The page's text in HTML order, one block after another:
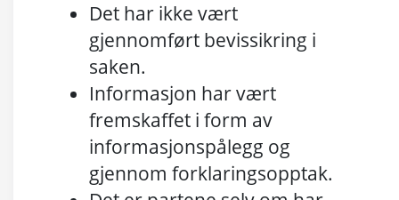
Det har ikke vært
gjennomført bevissikring i
saken.
Informasjon har vært
fremskaffet i form av
informasjonspålegg og
gjennom forklaringsopptak.